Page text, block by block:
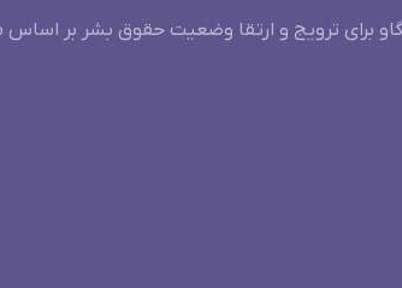
برای ترویج و ارتقا وضعیت حقوق بشر بر اساس